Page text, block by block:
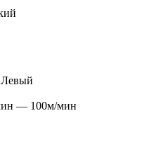
— 100м/мин